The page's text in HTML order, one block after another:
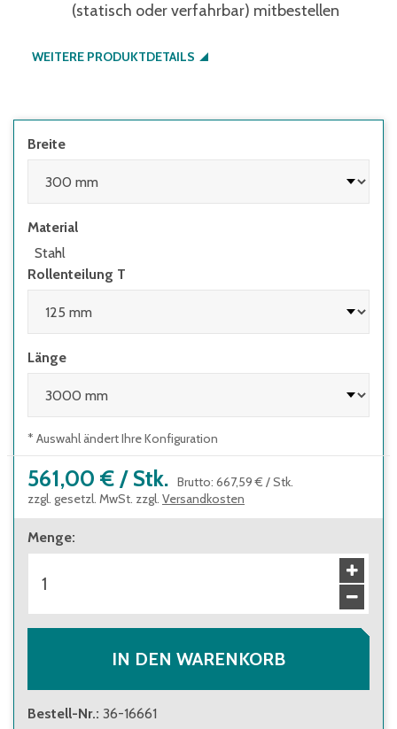
(statisch oder verfahrbar) mitbestellen
WEITERE PRODUKTDETAILS
Breite
Material
Stahl
Rollenteilung T
Länge
* Auswahl ändert Ihre Konfiguration
561,00 € / Stk. Brutto: 667,59 € /Stk.
zzgl. gesetzl. MwSt. zzgl. Versandkosten
Menge:
IN DEN WARENKORB
Bestell-Nr.: 36-16661